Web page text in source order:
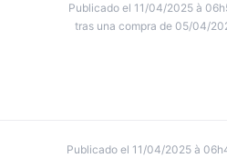
Publicado el 11/04/2025 à
tras una compra de 05/04/
Publicado el 11/04/2025 à